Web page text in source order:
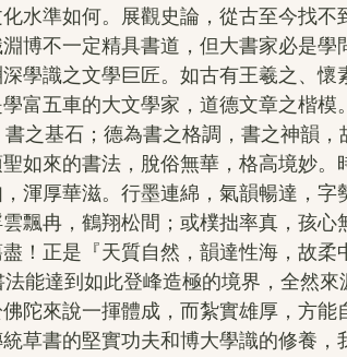
水準如何。展觀史論，從古至今找
博不一定精具書道，但大書家必是
學識之文學巨匠。如古有王羲之、
富五車的大文學家，道德文章之楷模。
如來的書法，脫俗無華，格高境妙。
渾厚華滋。行墨連綿，氣韻暢達，
飄冉，鶴翔松間；或樸拙率真，孩
！正是『天質自然，韻達性海，故柔
陀來說一揮體成，而紮實雄厚，方
草書的堅實功夫和博大學識的修養